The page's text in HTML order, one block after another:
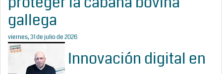
gallega
viernes, 31 de julio de 2026
Innovación digital en